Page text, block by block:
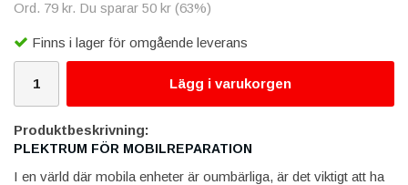
Ord. 79 kr. Du sparar 50 kr (63%)
Finns i lager för omgående leverans
Lägg i varukorgen
Produktbeskrivning:
PLEKTRUM FÖR MOBILREPARATION
I en värld där mobila enheter är oumbärliga, är det viktigt att ha